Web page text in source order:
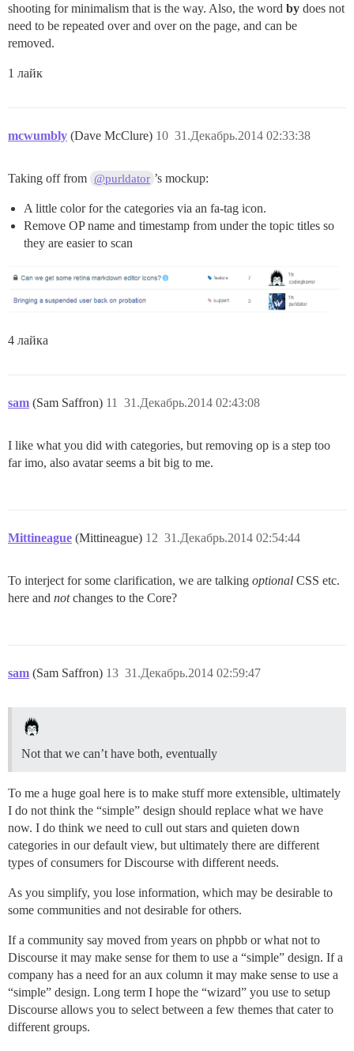
shooting for minimalism that is the way. Also, the word by does not
need to be repeated over and over on the page, and can be
removed.
1 лайк
mcwumbly (Dave McClure) 31.Декабрь.2014 02:33:38
10
Taking off from @purldator ’s mockup:
A little color for the categories via an fa-tag icon.
Remove OP name and timestamp from under the topic titles so
they are easier to scan
4 лайка
sam (Sam Saffron) 31.Декабрь.2014 02:43:08
11
I like what you did with categories, but removing op is a step too
far imo, also avatar seems a bit big to me.
Mittineague (Mittineague) 31.Декабрь.2014 02:54:44
12
To interject for some clarification, we are talking optional CSS etc.
here and notchanges to the Core?
sam (Sam Saffron) 31.Декабрь.2014 02:59:47
13
Not that we can’t have both, eventually
To me a huge goal here is to make stuff more extensible, ultimately
I do not think the “simple” design should replace what we have
now. I do think we need to cull out stars and quieten down
categories in our default view, but ultimately there are different
types of consumers for Discourse with different needs.
As you simplify, you lose information, which may be desirable to
some communities and not desirable for others.
If a community say moved from years on phpbb or what not to
Discourse it may make sense for them to use a “simple” design. If a
company has a need for an aux column it may make sense to use a
“simple” design. Long term I hope the “wizard” you use to setup
Discourse allows you to select between a few themes that cater to
different groups.